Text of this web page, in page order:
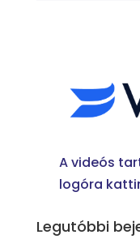
A videós
logóra
Legutóbbi